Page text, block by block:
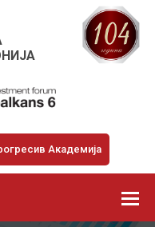
Академија